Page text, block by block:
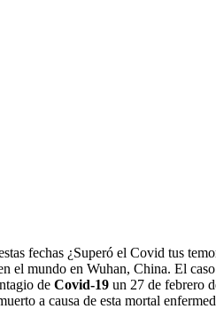
fechas ¿Superó el Covid tus
el mundo en Wuhan, China. El
de Covid-19 un 27 de febrero
a causa de esta mortal